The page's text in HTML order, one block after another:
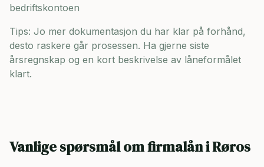
bedriftskontoen
Tips: Jo mer dokumentasjon du har klar på forhånd,
desto raskere går prosessen. Ha gjerne siste
årsregnskap og en kort beskrivelse av låneformålet
klart.
Vanlige spørsmål om firmalån iRøros